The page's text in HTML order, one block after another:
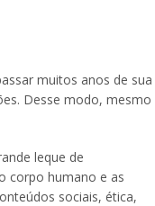
muitos anos de sua
Desse modo, mesmo
leque de
corpo humano e as
sociais, ética,